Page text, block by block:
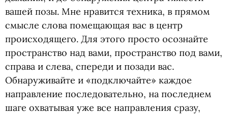
вашей позы. Мне нравится техника, в прямом
смысле слова помещающая вас в центр
происходящего. Для этого просто осознайте
пространство над вами, пространство под вами,
справа и слева, спереди и позади вас.
Обнаруживайте и «подключайте» каждое
направление последовательно, на последнем
шаге охватывая уже все направления сразу,